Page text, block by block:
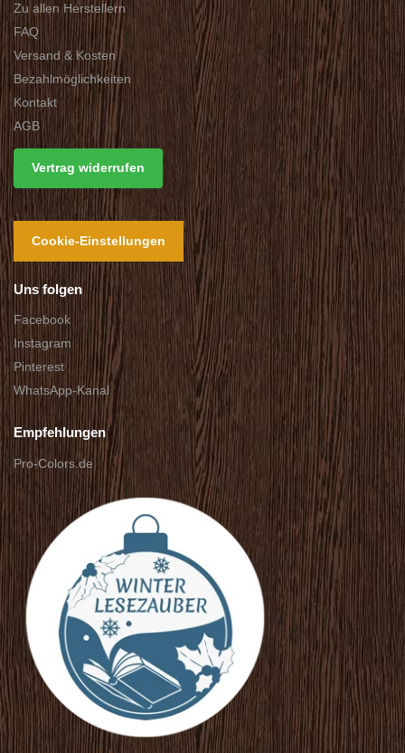
Zu allen Herstellern
FAQ
Versand & Kosten
Bezahlmöglichkeiten
Kontakt
AGB
Vertrag widerrufen
Cookie-Einstellungen
Uns folgen
Facebook
Instagram
Pinterest
WhatsApp-Kanal
Empfehlungen
Pro-Colors.de